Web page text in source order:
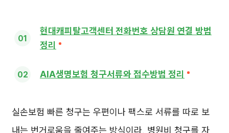
현대캐피탈고객센터 전화번호 상담원 연결 방법
정리
AIA생명보험 청구서류와 접수방법 정리
실손보험 빠른 청구는 우편이나 팩스로 서류를 따로 보
내는 번거로움을 줄여주는 방식이라, 병원비 청구를 자